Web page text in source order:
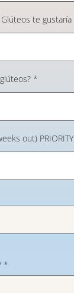
te gustaría
*
out) PRIORITY
*